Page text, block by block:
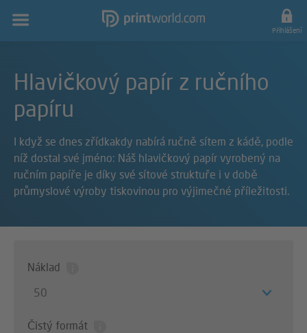
Hlavní
navigace Přihlášení
Hlavičkový papír z ručního
papíru
I když se dnes zřídkakdy nabírá ručně sítem z kádě, podle
níž dostal své jméno: Náš hlavičkový papír vyrobený na
ručním papíře je díky své sítové struktuře i v době
průmyslové výroby tiskovinou pro výjimečné příležitosti.
Náklad
50
Čistý formát